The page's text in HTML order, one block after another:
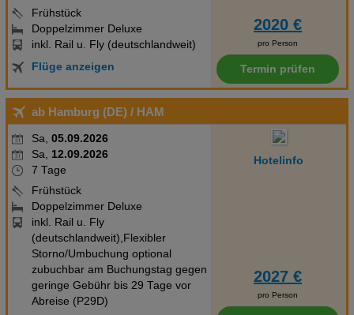
Frühstück
Doppelzimmer Deluxe
inkl. Rail u. Fly (deutschlandweit)
Flüge anzeigen
2020 €
pro Person
Termin prüfen
ab Hamburg (DE) / HAM
Sa, 05.09.2026
Sa, 12.09.2026
7 Tage
Frühstück
Doppelzimmer Deluxe
inkl. Rail u. Fly
(deutschlandweit),Flexibler
Storno/Umbuchung optional
zubuchbar am Buchungstag gegen
geringe Gebühr bis 29 Tage vor
Abreise (P29D)
Hotelinfo
2027 €
pro Person